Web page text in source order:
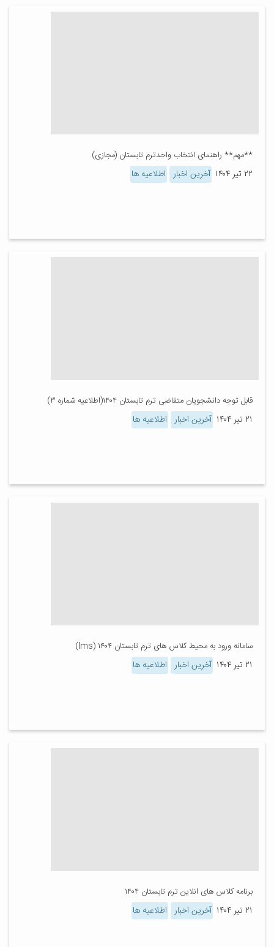
**مهم** راهنمای انتخاب واحدترم تابستان (مجازی)
۲۲ تیر ۱۴۰۴ آخرین اخبار اطلاعیه ها
قابل توجه دانشجویان متقاضی ترم تابستان ۱۴۰۴(اطلاعیه شماره ۳)
۲۱ تیر ۱۴۰۴ آخرین اخبار اطلاعیه ها
سامانه ورود به محیط کلاس های ترم تابستان ۱۴۰۴ (lms)
۲۱ تیر ۱۴۰۴ آخرین اخبار اطلاعیه ها
برنامه کلاس های انلاین ترم تابستان ۱۴۰۴
۲۱ تیر ۱۴۰۴ آخرین اخبار اطلاعیه ها